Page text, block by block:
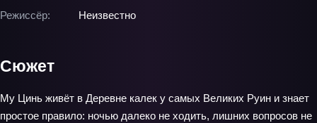
Режиссёр:
Неизвестно
Сюжет
Му Цинь живёт в Деревне калек у самых Великих Руин и знает
простое правило: ночью далеко не ходить, лишних вопросов не